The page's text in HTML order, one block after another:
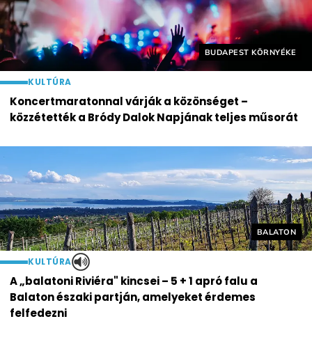
Helyszín címkék:
BUDAPEST KÖRNYÉKE
KULTÚRA
Koncertmaratonnal várják a közönséget –
közzétették a Bródy Dalok Napjának teljes műsorát
Helyszín
BALATON
KULTÚRA
A „balatoni Riviéra" kincsei – 5 + 1 apró falu a
Balaton északi partján, amelyeket érdemes
felfedezni